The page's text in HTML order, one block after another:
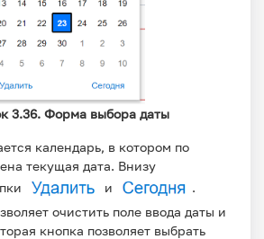
3.36. Форма выбора даты
календарь, в котором по
текущая дата. Внизу
и
.
очистить поле ввода даты и
кнопка позволяет выбрать